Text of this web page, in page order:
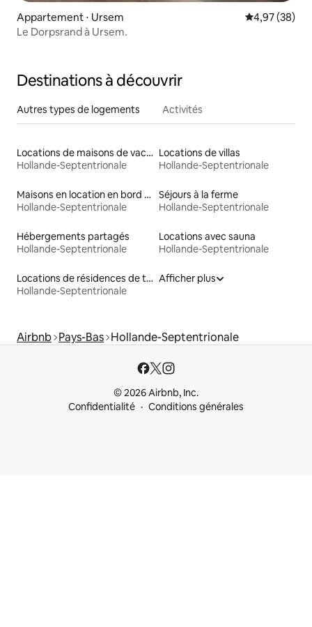
Appartement ⋅ Ursem Évaluation
4,97 (38)
Le Dorpsrand à Ursem.
Destinations à découvrir
Autres types de logements Activités
Locations de maisons de vacances
Hollande-Septentrionale
Locations de villas
Hollande-Septentrionale
Maisons en location en bord de mer
Hollande-Septentrionale
Séjours à la ferme
Hollande-Septentrionale
Hébergements partagés
Hollande-Septentrionale
Locations avec sauna
Hollande-Septentrionale
Locations de résidences de tourisme
Hollande-Septentrionale
Afficher plus
Airbnb Pays-Bas Hollande-Septentrionale
© 2026 Airbnb, Inc.
Confidentialité
Conditions générales